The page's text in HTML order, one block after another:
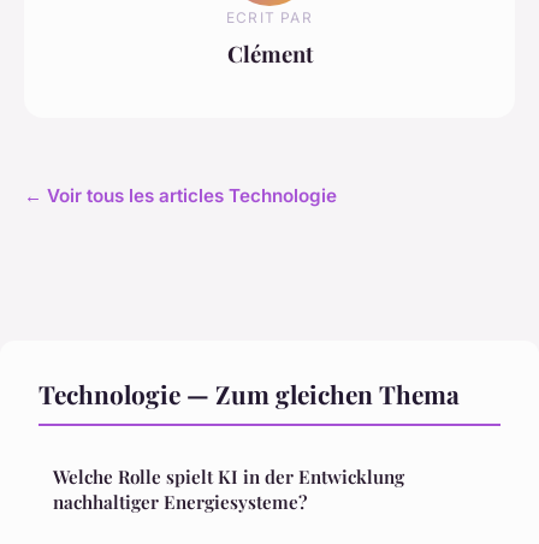
ECRIT PAR
Clément
← Voir tous les articles Technologie
Technologie — Zum gleichen Thema
Welche Rolle spielt KI in der Entwicklung
nachhaltiger Energiesysteme?